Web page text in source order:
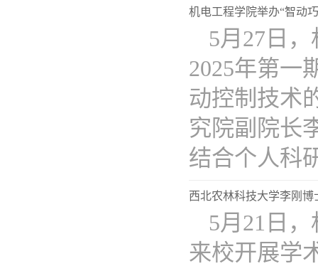
机电工程学院举办“智动
5月27日
2025年第一
动控制技术
究院副院长
结合个人科
西北农林科技大学李刚
5月21日
来校开展学